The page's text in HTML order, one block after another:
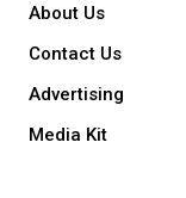
About Us
Contact Us
Advertising
Media Kit